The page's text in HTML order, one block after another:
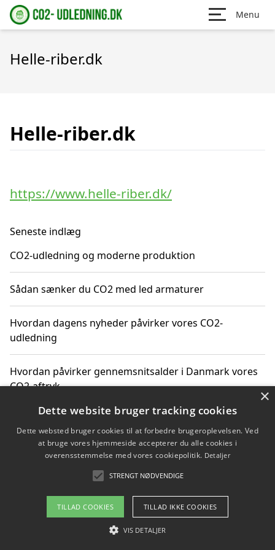
Menu
Helle-riber.dk
Helle-riber.dk
https://www.helle-riber.dk/
Seneste indlæg
CO2-udledning og moderne produktion
Sådan sænker du CO2 med led armaturer
Hvordan dagens nyheder påvirker vores CO2-
udledning
Hvordan påvirker gennemsnitsalder i Danmark vores
CO2-aftryk
Hvordan nyheder om CO2-udledning påvirker vores
hverdag
Om / kontakt
Blog Betingelser
×
Dette website bruger tracking cookies
Dette websted bruger cookies til at forbedre brugeroplevelsen. Ved
at bruge vores hjemmeside accepterer du alle cookies i
overensstemmelse med vores cookiepolitik. Detaljer
STRENGT NØDVENDIGE
TILLAD COOKIES TILLAD IKKE COOKIES
VIS DETALJER